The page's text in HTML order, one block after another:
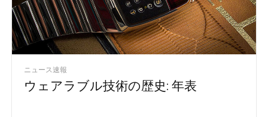
ニュース速報
ウェアラブル技術の歴史: 年表